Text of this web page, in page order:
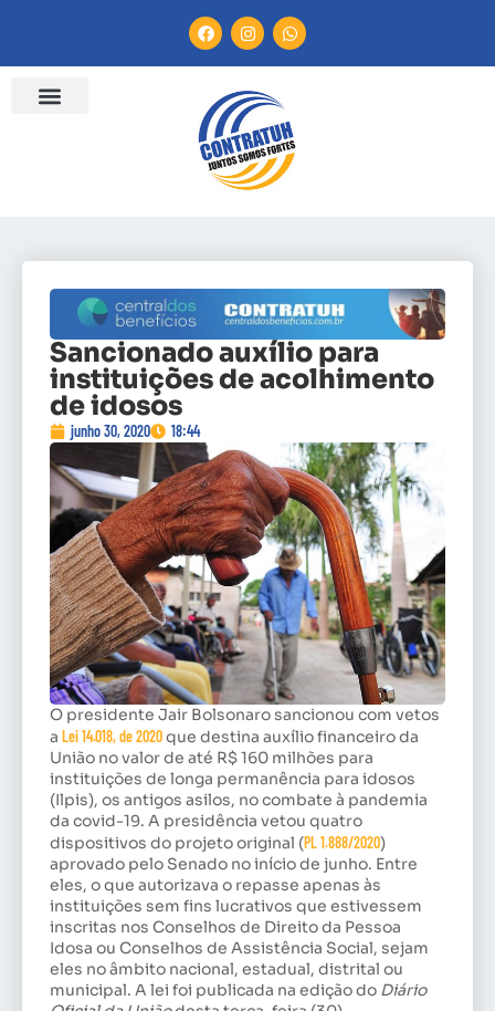
Sancionado auxílio para
instituições de acolhimento
de idosos
junho 30, 2020 18:44
O presidente Jair Bolsonaro sancionou com vetos
a Lei 14.018, de 2020que destina auxílio financeiro da
União no valor de até R$ 160 milhões para
instituições de longa permanência para idosos
(Ilpis), os antigos asilos, no combate à pandemia
da covid-19. A presidência vetou quatro
dispositivos do projeto original (PL 1.888/2020)
aprovado pelo Senado no início de junho. Entre
eles, o que autorizava o repasse apenas às
instituições sem fins lucrativos que estivessem
inscritas nos Conselhos de Direito da Pessoa
Idosa ou Conselhos de Assistência Social, sejam
eles no âmbito nacional, estadual, distrital ou
municipal. A lei foi publicada na edição do Diário